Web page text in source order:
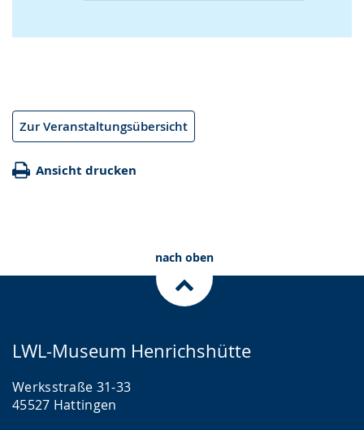
Zur Veranstaltungsübersicht
Ansicht drucken
nach oben
LWL-Museum Henrichshütte
Werksstraße 31-33
45527 Hattingen